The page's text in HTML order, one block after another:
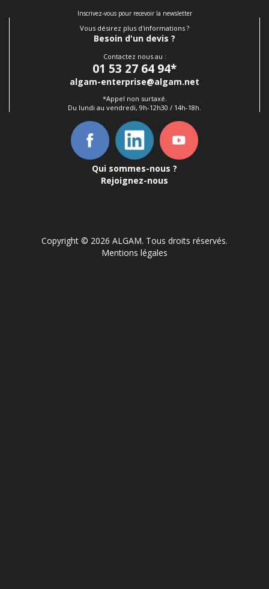
Inscrivez-vous pour recevoir la newsletter
Vous désirez plus d'informations ?
Besoin d'un devis ?
Contactez nous au :
01 53 27 64 94*
algam-enterprise@algam.net
*Appel non surtaxé.
Du lundi au vendredi, 9h-12h30 / 14h-18h.
Qui sommes-nous ?
Rejoignez-nous
Copyright © 2026 ALGAM. Tous droits réservés.
Mentions légales